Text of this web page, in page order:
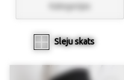
Kategorijas
Sleju skats